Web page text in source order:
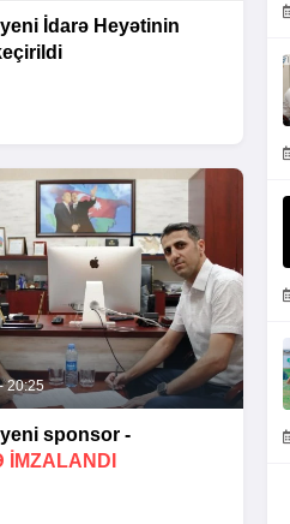
İdarə Heyətinin
20:25
sponsor -
İMZALANDI